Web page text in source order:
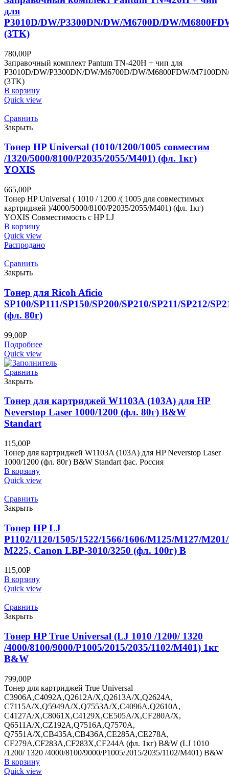
для
P3010D/DW/P3300DN/DW/M6700D/DW/
(3TK)
780,00Р
Заправочный комплект Pantum TN-420H + чип для
P3010D/DW/P3300DN/DW/M6700D/DW/M6800FDW/
(3TK)
В корзину
Quick view
Сравнить
Закрыть
Тонер HP Universal (1010/1200/1005 совместим
/1320/5000/8100/P2035/2055/M401) (фл. 1кг)
YOXIS
665,00Р
Тонер HP Universal ( 1010 / 1200 /( 1005 для совместимых
картриджей )/4000/5000/8100/P2035/2055/M401) (фл. 1кг)
YOXIS Совместимость с HP LJ
В корзину
Quick view
Распродано
Сравнить
Закрыть
Тонер для Ricoh Aficio
SP100/SP111/SP150/SP200/SP210/SP211/SP212/
(фл. 80г)
99,00Р
Подробнее
Quick view
Сравнить
Закрыть
Тонер для картриджей W1103A (103A) для HP
Neverstop Laser 1000/1200 (фл. 80г) B&W
Standart
115,00Р
Тонер для картриджей W1103A (103A) для HP Neverstop Laser
1000/1200 (фл. 80г) B&W Standart фас. Россия
В корзину
Quick view
Сравнить
Закрыть
Тонер HP LJ
P1102/1120/1505/1522/1566/1606/M125/M127/
M225, Canon LBP-3010/3250 (фл. 100г) B
115,00Р
В корзину
Quick view
Сравнить
Закрыть
Тонер HP True Universal (LJ 1010 /1200/ 1320
/4000/8100/9000/P1005/2015/2035/1102/M401) 1кг
B&W
799,00Р
Тонер для картриджей True Universal
C3906A,C4092A,Q2612A/X,Q2613A/X,Q2624A,
C7115A/X,Q5949A/X,Q7553A/X,C4096A,Q2610A,
C4127A/X,C8061X,C4129X,CE505A/X,CF280A/X,
Q6511A/X,CZ192A,Q7516A,Q7570A,
Q7551A/X,CB435A,CB436A,CE285A,CE278A,
CF279A,CF283A,CF283X,CF244A (фл. 1кг) B&W (LJ 1010
/1200/ 1320 /4000/8100/9000/P1005/2015/2035/1102/M401) B&W
В корзину
Quick view